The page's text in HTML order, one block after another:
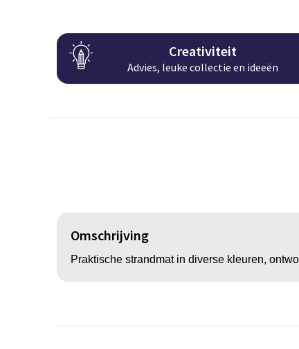
Creativiteit
Advies, leuke collectie en ideeën
Omschrijving
Praktische strandmat in diverse kleuren,